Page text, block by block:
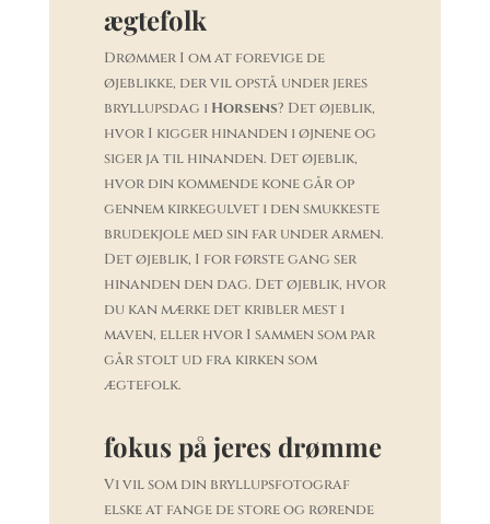
ægtefolk
Drømmer I om at forevige de
øjeblikke, der vil opstå under jeres
bryllupsdag i Horsens? Det øjeblik,
hvor I kigger hinanden i øjnene og
siger ja til hinanden. Det øjeblik,
hvor din kommende kone går op
gennem kirkegulvet i den smukkeste
brudekjole med sin far under armen.
Det øjeblik, I for første gang ser
hinanden den dag. Det øjeblik, hvor
du kan mærke det kribler mest i
maven, eller hvor I sammen som par
går stolt ud fra kirken som
ægtefolk.
fokus på jeres drømme
Vi vil som din bryllupsfotograf
elske at fange de store og rørende